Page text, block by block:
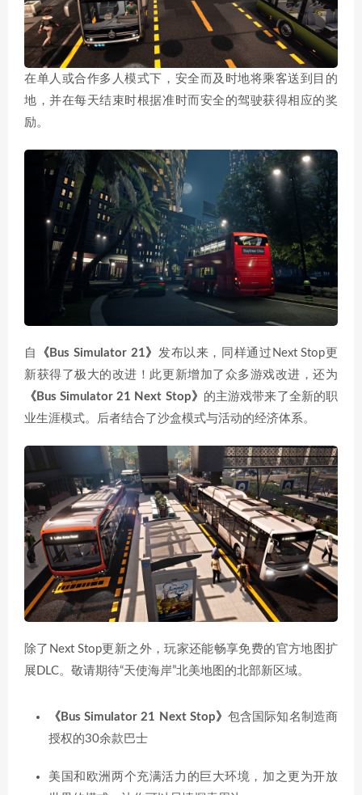
在单人或合作多人模式下，安全而及时地将乘客送到目的
地，并在每天结束时根据准时而安全的驾驶获得相应的奖
励。
自 《Bus Simulator 21》 发布以来，同样通过Next Stop更
新获得了极大的改进！此更新增加了众多游戏改进，还为
《Bus Simulator 21 Next Stop》 的主游戏带来了全新的职
业生涯模式。后者结合了沙盒模式与活动的经济体系。
除了Next Stop更新之外，玩家还能畅享免费的官方地图扩
展DLC。敬请期待“天使海岸”北美地图的北部新区域。
《Bus Simulator 21 Next Stop》 包含国际知名制造商
授权的30余款巴士
美国和欧洲两个充满活力的巨大环境，加之更为开放